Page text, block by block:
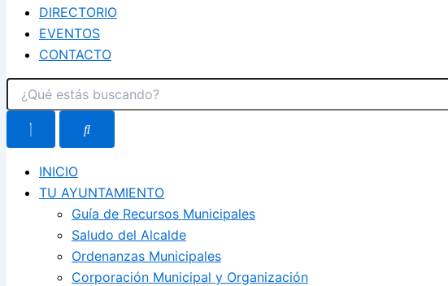
DIRECTORIO
EVENTOS
CONTACTO
INICIO
TU AYUNTAMIENTO
Guía de Recursos Municipales
Saludo del Alcalde
Ordenanzas Municipales
Corporación Municipal y Organización